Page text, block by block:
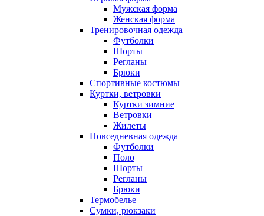
Мужская форма
Женская форма
Тренировочная одежда
Футболки
Шорты
Регланы
Брюки
Спортивные костюмы
Куртки, ветровки
Куртки зимние
Ветровки
Жилеты
Повседневная одежда
Футболки
Поло
Шорты
Регланы
Брюки
Термобелье
Сумки, рюкзаки